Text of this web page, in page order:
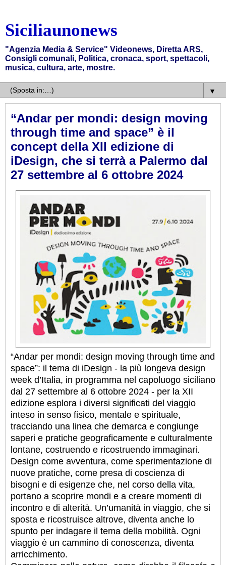
Siciliaunonews
"Agenzia Media & Service" Videonews, Diretta ARS,
Consigli comunali, Politica, cronaca, sport, spettacoli,
musica, cultura, arte, mostre.
▼
“Andar per mondi: design moving
through time and space” è il
concept della XII edizione di
iDesign, che si terrà a Palermo dal
27 settembre al 6 ottobre 2024
“Andar per mondi: design moving through time and
space”: il tema di iDesign - la più longeva design
week d’Italia, in programma nel capoluogo siciliano
dal 27 settembre al 6 ottobre 2024 - per la XII
edizione esplora i diversi significati del viaggio
inteso in senso fisico, mentale e spirituale,
tracciando una linea che demarca e congiunge
saperi e pratiche geograficamente e culturalmente
lontane, costruendo e ricostruendo immaginari.
Design come avventura, come sperimentazione di
nuove pratiche, come presa di coscienza di
bisogni e di esigenze che, nel corso della vita,
portano a scoprire mondi e a creare momenti di
incontro e di alterità. Un’umanità in viaggio, che si
sposta e ricostruisce altrove, diventa anche lo
spunto per indagare il tema della mobilità. Ogni
viaggio è un cammino di conoscenza, diventa
arricchimento.